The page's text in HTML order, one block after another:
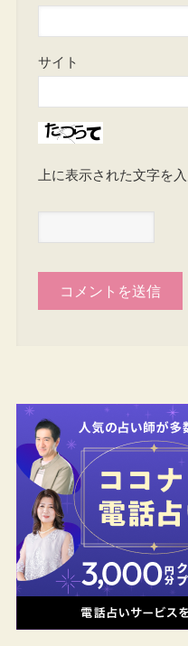
サイト
上に表示された文字を